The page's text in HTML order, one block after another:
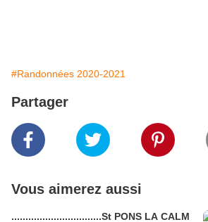
#Randonnées 2020-2021
Partager
Vous aimerez aussi
................................St PONS LA CALM